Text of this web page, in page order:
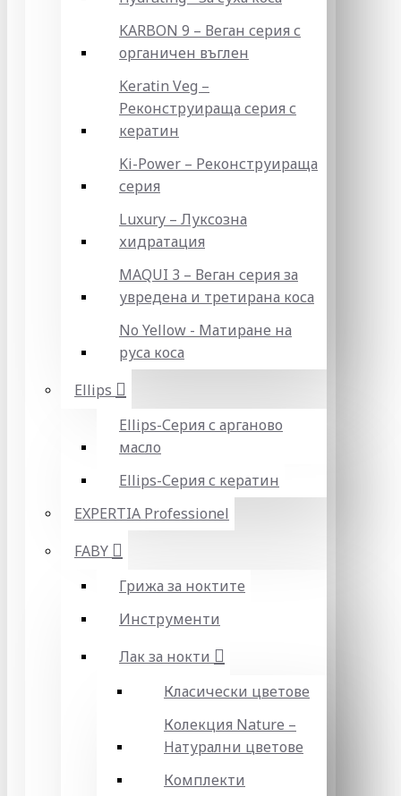
KARBON 9 – Веган серия с
органичен въглен
Keratin Veg –
Реконструираща серия с
кератин
Ki-Power – Реконструираща
серия
Luxury – Луксозна
хидратация
MAQUI 3 – Веган серия за
увредена и третирана коса
No Yellow - Матиране на
руса коса
Ellips
Ellips-Серия с арганово
масло
Ellips-Серия с кератин
EXPERTIA Professionel
FABY
Грижа за ноктите
Инструменти
Лак за нокти
Класически цветове
Колекция Nature –
Натурални цветове
Комплекти